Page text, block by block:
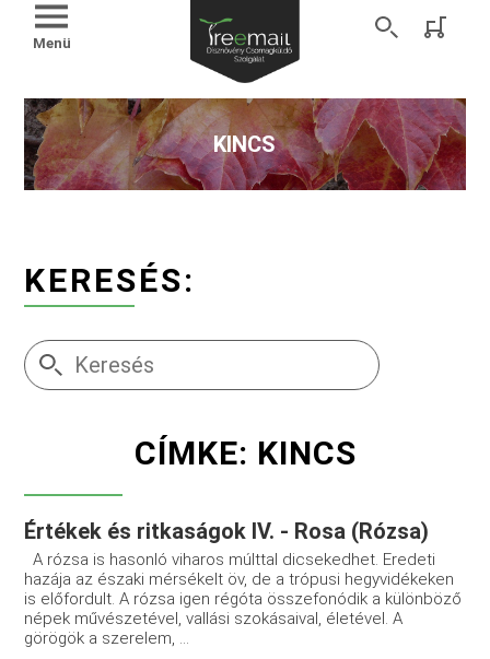
Menü
KINCS
KERESÉS:
CÍMKE: KINCS
Értékek és ritkaságok IV. - Rosa (Rózsa)
A rózsa is hasonló viharos múlttal dicsekedhet. Eredeti
hazája az északi mérsékelt öv, de a trópusi hegyvidékeken
is előfordult. A rózsa igen régóta összefonódik a különböző
népek művészetével, vallási szokásaival, életével. A
görögök a szerelem, ...